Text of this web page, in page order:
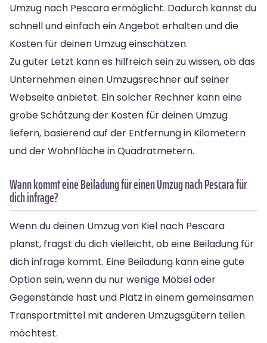
Umzug nach Pescara ermöglicht. Dadurch kannst du
schnell und einfach ein Angebot erhalten und die
Kosten für deinen Umzug einschätzen.
Zu guter Letzt kann es hilfreich sein zu wissen, ob das
Unternehmen einen Umzugsrechner auf seiner
Webseite anbietet. Ein solcher Rechner kann eine
grobe Schätzung der Kosten für deinen Umzug
liefern, basierend auf der Entfernung in Kilometern
und der Wohnfläche in Quadratmetern.
Wann kommt eine Beiladung für einen Umzug nach Pescara für
dich infrage?
Wenn du deinen Umzug von Kiel nach Pescara
planst, fragst du dich vielleicht, ob eine Beiladung für
dich infrage kommt. Eine Beiladung kann eine gute
Option sein, wenn du nur wenige Möbel oder
Gegenstände hast und Platz in einem gemeinsamen
Transportmittel mit anderen Umzugsgütern teilen
möchtest.